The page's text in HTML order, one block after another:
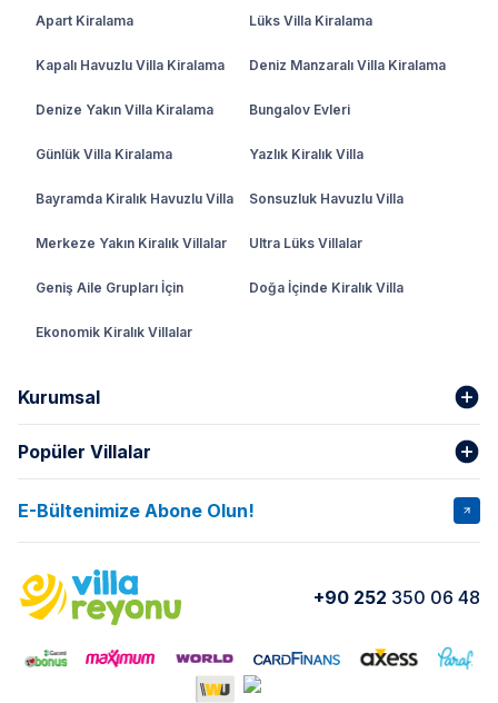
Apart Kiralama Lüks Villa Kiralama
Kapalı Havuzlu Villa Kiralama Deniz Manzaralı Villa Kiralama
Denize Yakın Villa Kiralama Bungalov Evleri
Günlük Villa Kiralama Yazlık Kiralık Villa
Bayramda Kiralık Havuzlu Villa Sonsuzluk Havuzlu Villa
Merkeze Yakın Kiralık Villalar Ultra Lüks Villalar
Geniş Aile Grupları İçin Doğa İçinde Kiralık Villa
Ekonomik Kiralık Villalar
Kurumsal
Hakkımızda
İptal Şartları Banka Hesapları
Kurumsal Blog
Yorumlar Nasıl Kiralarım
Popüler Villalar
VİLLA SALKIM VİLLA SLAY 1
VİLLA OLENNA 1 VİLLA MERT
VILLA ADRIMA 1
E-Bültenimize Abone Olun!
+90 252 350 06 48